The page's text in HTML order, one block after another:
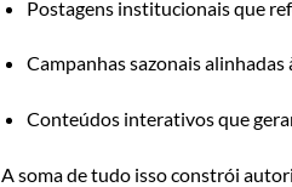
Postagens institucionais que
Campanhas sazonais alinhadas
Conteúdos interativos que
A soma de tudo isso constrói